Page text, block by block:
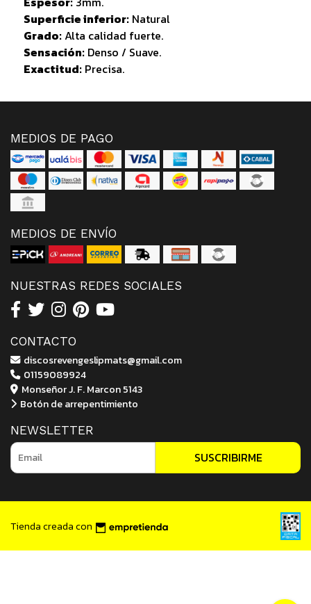
Superficie inferior:Natural
Grado:Alta calidad fuerte.
Sensación:Denso / Suave.
Exactitud:Precisa.
MEDIOS DE PAGO
MEDIOS DE ENVÍO
NUESTRAS REDES SOCIALES
CONTACTO
discosrevengeslipmats@gmail.com
01159089924
Monseñor J. F. Marcon 5143
Botón de arrepentimiento
NEWSLETTER
SUSCRIBIRME
Tienda creada con